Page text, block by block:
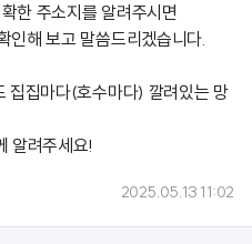
한 주소지를 알려주시면
인해 보고 말씀드리겠습니다.
집집마다(호수마다) 깔려있는 망
알려주세요!
2025.05.13 11:02